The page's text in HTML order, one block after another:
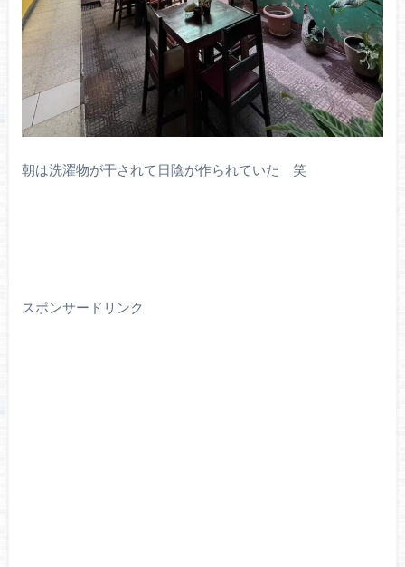
朝は洗濯物が干されて日陰が作られていた 笑
スポンサードリンク